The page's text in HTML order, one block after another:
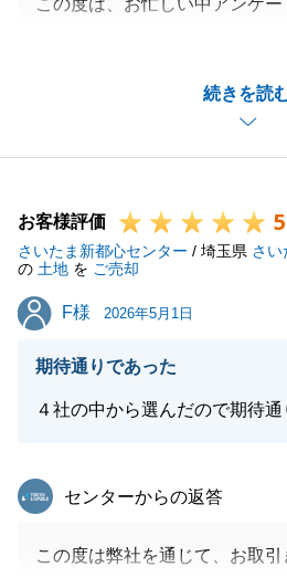
続きを読
この度は、お忙しい中アンケー
ただき、身の引き締まる思いで
弊社では大手ならではの安心
とりに寄り添った「迅速かつ
K様にその点をご評価いただけ
頂きました私をはじめ、私ど
励みとなります。
また不動産関連でお困り事ござ
今後とも末永いお付き合いのほ
し上げます。
閉じる
お客様評価 5
さいたま新都心センター / 埼玉県 さい
の 土地 を ご売却
F様
F様 2026年5月1日
期待通りであった
４社の中から選んだので期待通
東急リバブル
センターからの返答
この度は弊社を通じて、お取引